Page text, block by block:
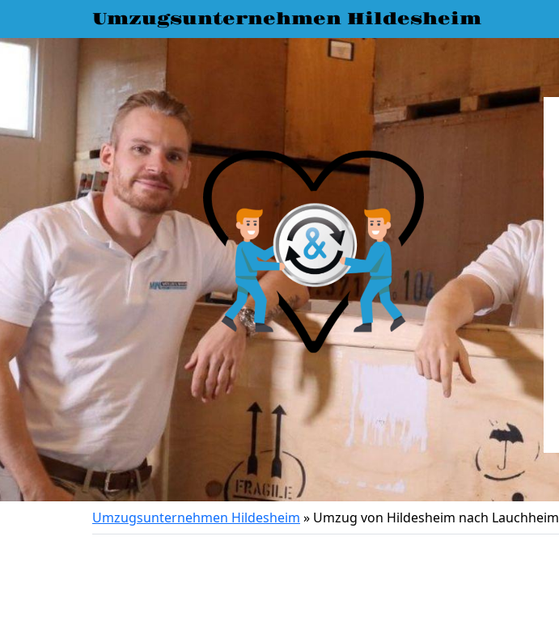
Umzugsunternehmen Hildesheim
Umzugsunternehmen Hildesheim » Umzug von Hildesheim nach Lauchheim